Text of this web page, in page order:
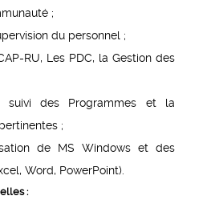
;
du personnel ;
RU, Les PDC, la Gestion des
suivi des Programmes et la
;
de MS Windows et des
Word, PowerPoint).
: